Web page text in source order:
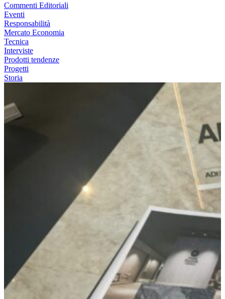
Commenti Editoriali
Eventi
Responsabilità
Mercato Economia
Tecnica
Interviste
Prodotti tendenze
Progetti
Storia